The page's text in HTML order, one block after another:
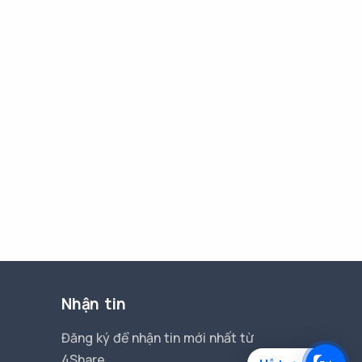
Nhận tin
Đăng ký để nhận tin mới nhất từ